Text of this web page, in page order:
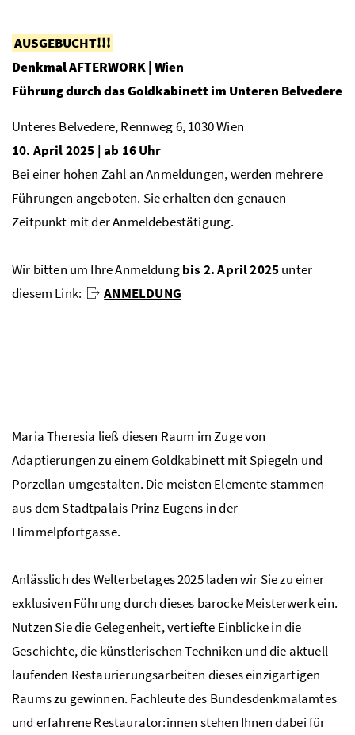
AUSGEBUCHT!!!
Denkmal AFTERWORK | Wien
Führung durch das Goldkabinett im Unteren Belvedere
Unteres Belvedere, Rennweg 6, 1030 Wien
10. April 2025 | ab 16 Uhr
Bei einer hohen Zahl an Anmeldungen, werden mehrere
Führungen angeboten. Sie erhalten den genauen
Zeitpunkt mit der Anmeldebestätigung.
Wir bitten um Ihre Anmeldungbis 2. April 2025unter
diesem Link:
ANMELDUNG
Maria Theresia ließ diesen Raum im Zuge von
Adaptierungen zu einem Goldkabinett mit Spiegeln und
Porzellan umgestalten. Die meisten Elemente stammen
aus dem Stadtpalais Prinz Eugens in der
Himmelpfortgasse.
Anlässlich des Welterbetages 2025 laden wir Sie zu einer
exklusiven Führung durch dieses barocke Meisterwerk ein.
Nutzen Sie die Gelegenheit, vertiefte Einblicke in die
Geschichte, die künstlerischen Techniken und die aktuell
laufenden Restaurierungsarbeiten dieses einzigartigen
Raums zu gewinnen. Fachleute des Bundesdenkmalamtes
und erfahrene Restaurator:innen stehen Ihnen dabei für